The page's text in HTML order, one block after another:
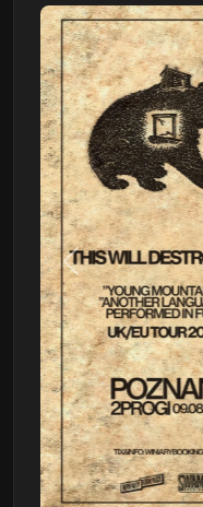
Poprzedni
This Will Destroy You
09.08 - Poznań, Klub